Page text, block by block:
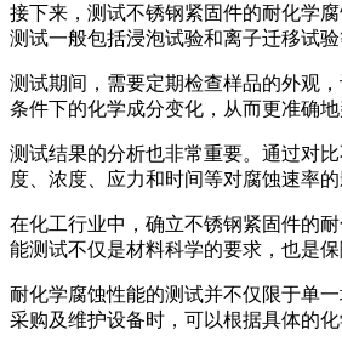
接下来，测试不锈钢紧固件的耐化学
测试一般包括浸泡试验和离子迁移试
测试期间，需要定期检查样品的外观
条件下的化学成分变化，从而更准确地
测试结果的分析也非常重要。通过对
度、浓度、应力和时间等对腐蚀速率
在化工行业中，确立不锈钢紧固件的
能测试不仅是材料科学的要求，也是
耐化学腐蚀性能的测试并不仅限于单
采购及维护设备时，可以根据具体的